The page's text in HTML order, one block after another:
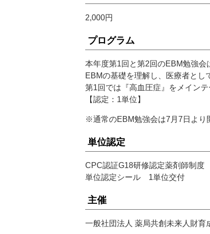
2,000円
プログラム
本年度第1回と第2回のEBM勉強会
EBMの基礎を理解し、医療者とし
第1回では『高血圧症』をメインテ
【認定：1単位】
※通常のEBM勉強会は7月7日より
単位認定
CPC認証G18研修認定薬剤師制度
単位認定シール 1単位交付
主催
一般社団法人 薬局共創未来人財